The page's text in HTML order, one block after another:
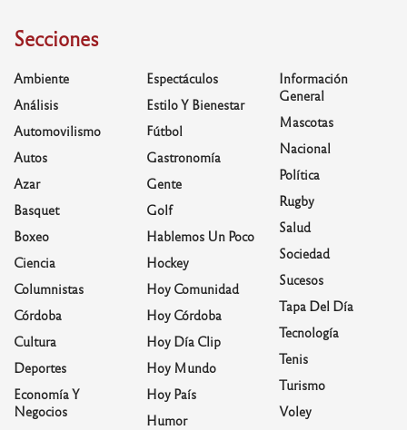
Secciones
Ambiente
Análisis
Automovilismo
Autos
Azar
Basquet
Boxeo
Ciencia
Columnistas
Córdoba
Cultura
Deportes
Economía Y
Negocios
Espectáculos
Estilo Y Bienestar
Fútbol
Gastronomía
Gente
Golf
Hablemos Un Poco
Hockey
Hoy Comunidad
Hoy Córdoba
Hoy Día Clip
Hoy Mundo
Hoy País
Humor
Información
General
Mascotas
Nacional
Política
Rugby
Salud
Sociedad
Sucesos
Tapa Del Día
Tecnología
Tenis
Turismo
Voley